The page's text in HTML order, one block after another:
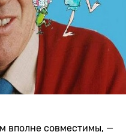
вполне совместимы, —